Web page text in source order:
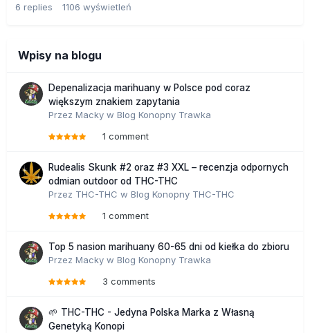
6 replies 1106 wyświetleń
Wpisy na blogu
Depenalizacja marihuany w Polsce pod coraz
większym znakiem zapytania
Przez Macky w Blog Konopny Trawka
1 comment
Rudealis Skunk #2 oraz #3 XXL – recenzja odpornych
odmian outdoor od THC-THC
Przez THC-THC w Blog Konopny THC-THC
1 comment
Top 5 nasion marihuany 60-65 dni od kiełka do zbioru
Przez Macky w Blog Konopny Trawka
3 comments
🌱 THC-THC - Jedyna Polska Marka z Własną
Genetyką Konopi